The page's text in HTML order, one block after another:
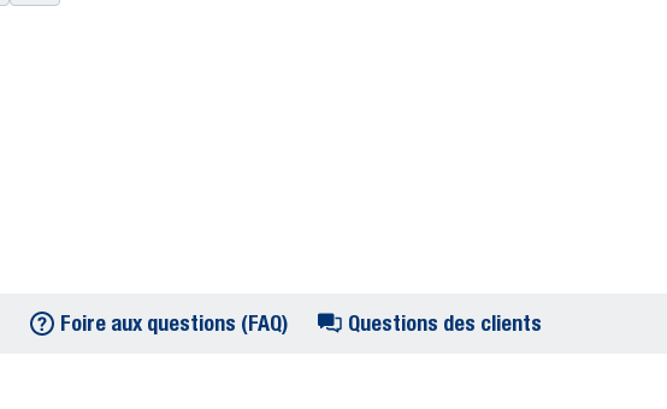
Foire aux questions (FAQ) Questions des clients